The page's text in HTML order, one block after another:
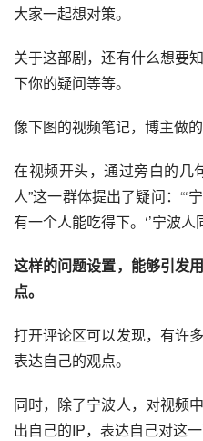
大家一起想对策。
关于这部剧，还有什么想要
下你的疑问等等。
像下图的视频笔记，博主做
在视频开头，通过旁白的几
人”这一群体提出了疑问：“‘
有一个人能吃得下。‘’宁波
这样的问题设置，能够引发
点。
打开评论区可以发现，有许
表达自己的观点。
同时，除了宁波人，对视频
出自己的IP，表达自己对这